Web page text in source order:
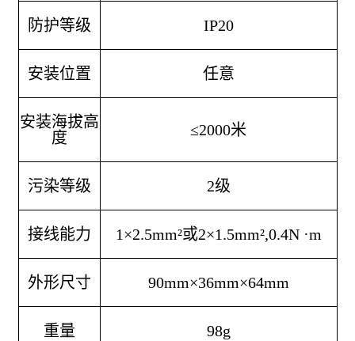
防护等级 IP20
安装位置 任意
安装海拔高
度
≤2000米
污染等级 2级
接线能力 1×2.5mm²或2×1.5mm²,0.4N ·m
外形尺寸 90mm×36mm×64mm
重量 98g